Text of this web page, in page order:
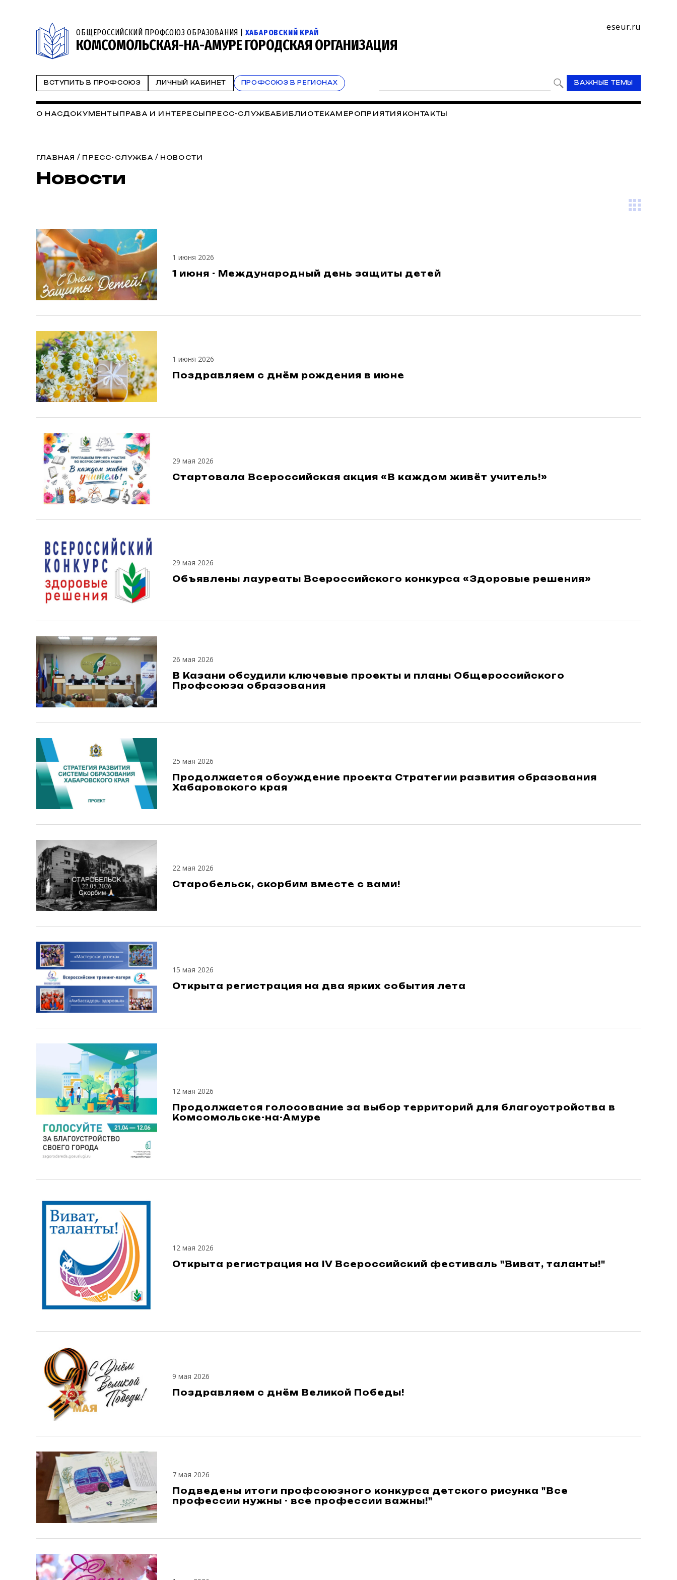
ОБЩЕРОССИЙСКИЙ ПРОФСОЮЗ ОБРАЗОВАНИЯ | ХАБАРОВСКИЙ КРАЙ
КОМСОМОЛЬСКАЯ-НА-АМУРЕ ГОРОДСКАЯ ОРГАНИЗАЦИЯ
eseur.ru
ВСТУПИТЬ В ПРОФСОЮЗ ЛИЧНЫЙ КАБИНЕТ ПРОФСОЮЗ В РЕГИОНАХ ВАЖНЫЕ ТЕМЫ
О НАСДОКУМЕНТЫ ПРАВА И ИНТЕРЕСЫ ПРЕСС-СЛУЖБАБИБЛИОТЕКАМЕРОПРИЯТИЯ КОНТАКТЫ
ГЛАВНАЯ / ПРЕСС-СЛУЖБА / НОВОСТИ
Новости
1 июня 2026
1 июня - Международный день защиты детей
1 июня 2026
Поздравляем с днём рождения в июне
29 мая 2026
Стартовала Всероссийская акция «В каждом живёт учитель!»
29 мая 2026
Объявлены лауреаты Всероссийского конкурса «Здоровые решения»
26 мая 2026
В Казани обсудили ключевые проекты и планы Общероссийского
Профсоюза образования
25 мая 2026
Продолжается обсуждение проекта Стратегии развития образования
Хабаровского края
22 мая 2026
Старобельск, скорбим вместе с вами!
15 мая 2026
Открыта регистрация на два ярких события лета
12 мая 2026
Продолжается голосование за выбор территорий для благоустройства в
Комсомольске-на-Амуре
12 мая 2026
Открыта регистрация на IV Всероссийский фестиваль "Виват, таланты!"
9 мая 2026
Поздравляем с днём Великой Победы!
7 мая 2026
Подведены итоги профсоюзного конкурса детского рисунка "Все
профессии нужны - все профессии важны!"